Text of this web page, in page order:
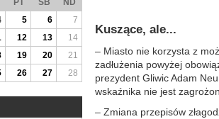
Kuszące, ale...
– Miasto nie korzysta z
zadłużenia powyżej
prezydent Gliwic Adam
wskaźnika nie jest
– Zmiana przepisów
5 6
7
12 13
14
19 20
21
26 27 28